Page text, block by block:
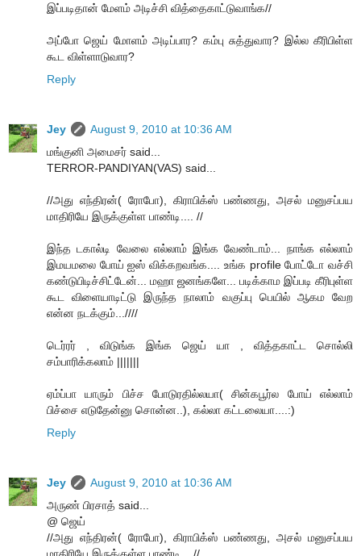
இப்படிதான் மேளம் அடிச்சி வித்தைகாட்டுவாங்க//
அப்போ ஜெய் மோளம் அடிப்பார? கம்பு சுத்துவார? இல்ல கீரிபிள்ள
கூட விள்ளாடுவார?
Reply
Jey
August 9, 2010 at 10:36 AM
மங்குனி அமைசர் said...
TERROR-PANDIYAN(VAS) said...
//அது எந்திரன்( ரோபோ), கிராபிக்ஸ் பண்ணது, அசல் மனுசப்பய
மாதிரியே இருக்குள்ள பாண்டி.... //
இந்த டகால்டி வேலை எல்லாம் இங்க வேண்டாம்... நாங்க எல்லாம்
இமயமலை போய் ஐஸ் விக்கறவங்க.... உங்க profile போட்டோ வச்சி
கண்டுபிடிச்சிட்டேன்... மஹா ஜனங்களே... படிக்காம இப்படி கீரிபுள்ள
கூட விளையாடிட்டு இருந்த நாலாம் வகுப்பு பெயில் ஆகம வேற
என்ன நடக்கும்...////
டெர்ரர் , விடுங்க இங்க ஜெய் யா , வித்தகாட்ட சொல்லி
சம்பாரிக்கலாம் |||||||
ஏம்ப்பா யாரும் பிச்ச போடுரதில்லயா( சின்கபூர்ல போய் எல்லாம்
பிச்சை எடுதேன்னு சொன்ன..), கல்லா கட்டலையா....:)
Reply
Jey
August 9, 2010 at 10:36 AM
அருண் பிரசாத் said...
@ ஜெய்
//அது எந்திரன்( ரோபோ), கிராபிக்ஸ் பண்ணது, அசல் மனுசப்பய